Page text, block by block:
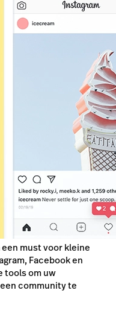
must voor kleine
Facebook en
tools om uw
community te